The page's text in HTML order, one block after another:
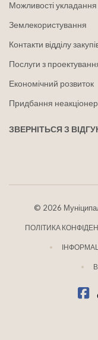
Можливості укладання
Землекористування
Контакти відділу
Послуги з
Економічний розвиток
Придбання
ЗВЕРНІТЬСЯ З
© 2026
ПОЛІТИКА